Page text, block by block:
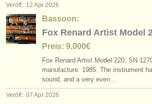
Veröff.: 12 Apr 2026
Bassoon:
Fox Renard Artist Model
Preis: 9,000€
Fox Renard Artist Model 220, SN
manufacture: 1985. The instrument
sound, and a very even…
Veröff.: 07 Apr 2026